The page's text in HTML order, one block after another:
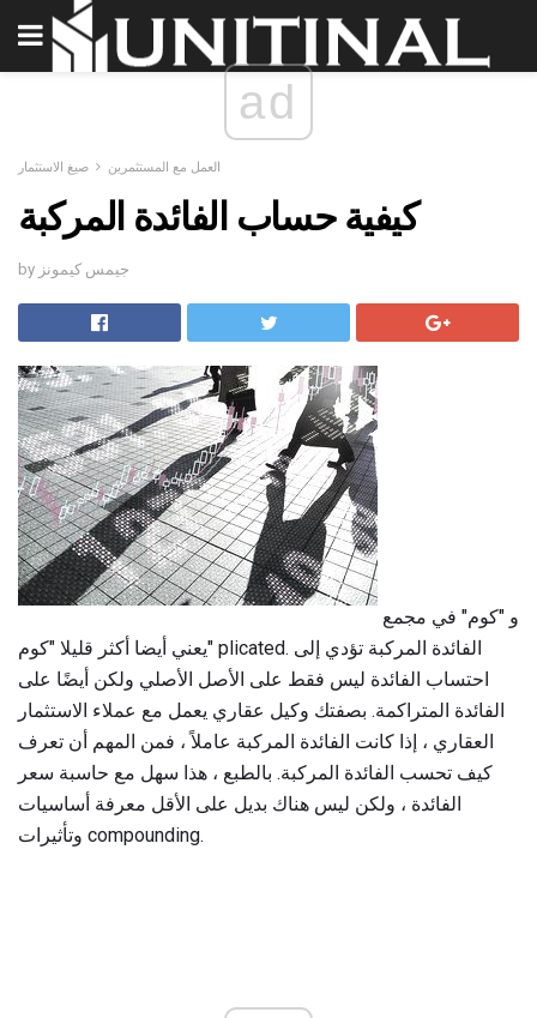
ad
العمل مع المستثمرين صيغ الاستثمار
كيفية حساب الفائدة المركبة
by جيمس كيمونز
يعني أيضا أكثر قليلا "كوم" plicated. الفائدة المركبة تؤدي إلى
احتساب الفائدة ليس فقط على الأصل الأصلي ولكن أيضًا على
الفائدة المتراكمة. بصفتك وكيل عقاري يعمل مع عملاء الاستثمار
العقاري ، إذا كانت الفائدة المركبة عاملاً ، فمن المهم أن تعرف
كيف تحسب الفائدة المركبة. بالطبع ، هذا سهل مع حاسبة سعر
الفائدة ، ولكن ليس هناك بديل على الأقل معرفة أساسيات
وتأثيرات compounding.